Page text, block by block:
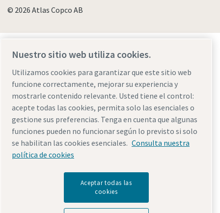
© 2026 Atlas Copco AB
tecnología que transforma el futuro.
Visita la web de Atlas Copco Group
Parte de Atlas Copco Group
Nuestro sitio web utiliza cookies.
Utilizamos cookies para garantizar que este sitio web
funcione correctamente, mejorar su experiencia y
mostrarle contenido relevante. Usted tiene el control:
acepte todas las cookies, permita solo las esenciales o
gestione sus preferencias. Tenga en cuenta que algunas
funciones pueden no funcionar según lo previsto si solo
se habilitan las cookies esenciales. Consulta nuestra
política de cookies
Aceptar todas las
cookies